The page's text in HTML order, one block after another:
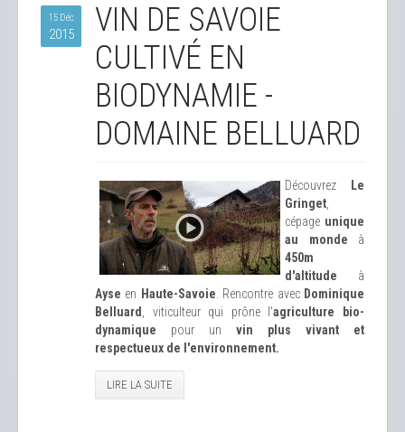
15 Déc
2015
VIN DE SAVOIE
CULTIVÉ EN
BIODYNAMIE -
DOMAINE BELLUARD
Découvrez
Le
Gringet
cépage unique
au monde à
450m
d'altitude à
Ayse en Haute-Savoie . Rencontre avec Dominique
Belluard
, viticulteur qui prône l'agriculture bio-
dynamique pour un vin plus vivant et
respectueux de l'environnement.
LIRE LA SUITE